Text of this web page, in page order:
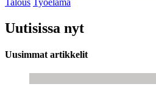
Uutisissa nyt
Uusimmat artikkelit